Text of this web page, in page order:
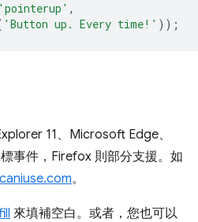
'pointerup' ,
'Button up. Every time!' ));
11、Microsoft Edge、
事件，Firefox 則部分支援。如
caniuse.com。
來填補空白。或者，您也可以